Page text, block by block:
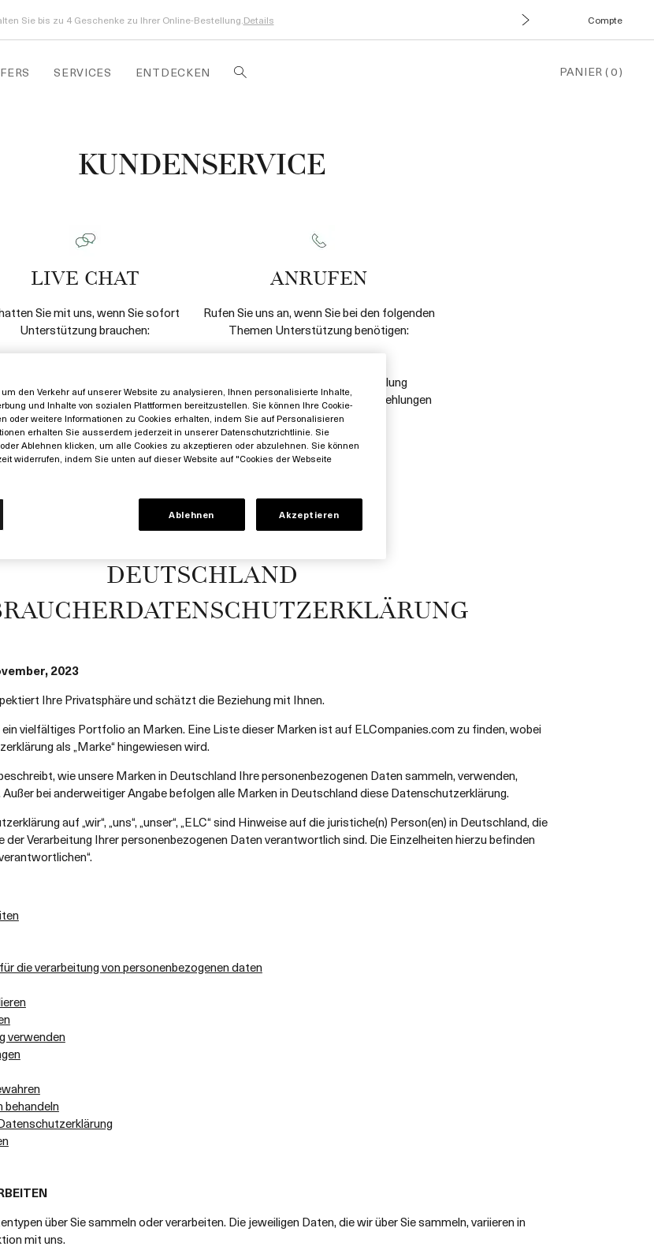
Sie bis zu 4 Geschenke zu Ihrer Online-Bestellung.Details Compte
SERVICES ENTDECKEN PANIER(0)
KUNDENSERVICE
LIVE CHAT
Sie mit uns, wenn Sie sofort
Unterstützung brauchen:
möchten
Sie eine Bestellung ändern oder
stornieren möchten
Ihre gelieferte Bestellung
unten rechts auf Ihrem Bildschirm geöffnet
ANRUFEN
Rufen Sie uns an, wenn Sie bei den folgenden
Themen Unterstützung benötigen:
Abschluss einer Online-Bestellung
Hautpflegetipps und Produktempfehlungen
+498920195862
DEUTSCHLAND
2023
Ihre Privatsphäre und schätzt die Beziehung mit Ihnen.
vielfältiges Portfolio an Marken. Eine Liste dieser Marken ist auf ELCompanies.com zu finden, wobei
als „Marke“ hingewiesen wird.
wie unsere Marken in Deutschland Ihre personenbezogenen Daten sammeln, verwenden,
bei anderweitiger Angabe befolgen alle Marken in Deutschland diese Datenschutzerklärung.
auf „wir“, „uns“, „unser“, „ELC“ sind Hinweise auf die juristiche(n) Person(en) in Deutschland, die
der Verarbeitung Ihrer personenbezogenen Daten verantwortlich sind. Die Einzelheiten hierzu befinden
die verarbeitung von personenbezogenen daten
verwenden
behandeln
über Sie sammeln oder verarbeiten. Die jeweiligen Daten, die wir über Sie sammeln, variieren in
mit uns.
den Verkehr auf unserer Website zu analysieren, Ihnen personalisierte Inhalte,
und Inhalte von sozialen Plattformen bereitzustellen. Sie können Ihre Cookie-
oder weitere Informationen zu Cookies erhalten, indem Sie auf Personalisieren
erhalten Sie ausserdem jederzeit in unserer Datenschutzrichtlinie. Sie
Ablehnen klicken, um alle Cookies zu akzeptieren oder abzulehnen. Sie können
widerrufen, indem Sie unten auf dieser Website auf "Cookies der Webseite
Ablehnen Akzeptieren